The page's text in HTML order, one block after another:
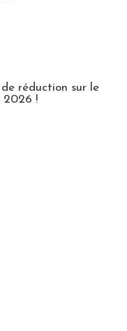
réduction sur le
2026 !